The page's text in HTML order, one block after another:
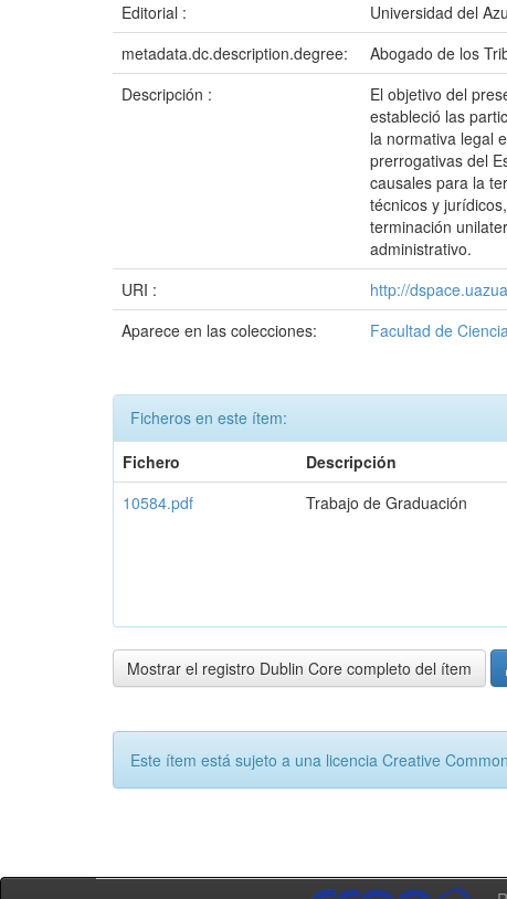
Editorial :
Universidad del
metadata.dc.description.degree:
Abogado de los
Descripción :
El objetivo del
estableció las
la normativa legal
prerrogativas del
causales para la
técnicos y
terminación
administrativo.
URI :
http://
Aparece en las colecciones:
Facultad de
Ficheros en este ítem:
Fichero
Descripción
10584.pdf
Trabajo de Graduación
Mostrar el registro Dublin Core completo del ítem
Este ítem está sujeto a una licencia Creative